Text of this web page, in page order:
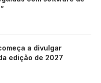
a divulgar
edição de 2027